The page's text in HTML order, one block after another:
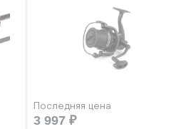
Последняя цена
3 997 ₽